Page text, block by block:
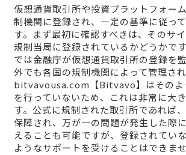
仮想通貨取引所や投資プラットフォー
制機関に登録され、一定の基準に従っ
す。まず最初に確認すべきは、そのサ
規制当局に登録されているかどうかで
では金融庁が仮想通貨取引所の登録を
外でも各国の規制機関によって管理され
bitvavousa.com【Bitvavo】はそのよ
を行っていないため、これは非常に大
す。公式に規制された取引所であれば
保障され、万が一の問題が発生した際
えることも可能ですが、登録されてい
ようなサポートを受けることはできませ